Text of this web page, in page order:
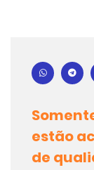
estão
de